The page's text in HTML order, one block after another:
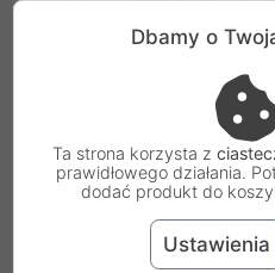
Zaawansowane
precyzja
Konstrukcja tego modelu
Dbamy o
Ta strona korzysta z
prawidłowego działania.
dodać produkt do
Ustawienia